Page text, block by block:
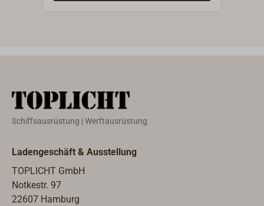
Schiffsausrüstung | Werftausrüstung
Ladengeschäft & Ausstellung
TOPLICHT GmbH
Notkestr. 97
22607 Hamburg